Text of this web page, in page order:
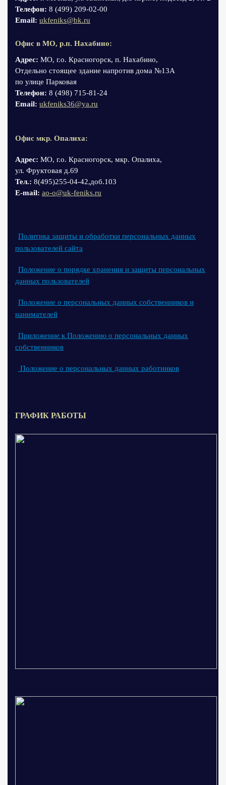
Телефон: 8 (499) 209-02-00
Email: ukfeniks@bk.ru
Офис в МО, р.п. Нахабино:
Адрес: МО, г.о. Красногорск, п. Нахабино,
Отдельно стоящее здание напротив дома №13А
по улице Парковая
Телефон: 8 (498) 715-81-24
Email: ukfeniks36@ya.ru
Офис мкр. Опалиха:
Адрес: МО, г.о. Красногорск, мкр. Опалиха,
ул. Фруктовая д.69
Тел.: 8(495)255-04-42,доб.103
Е-mail: ao-o@uk-feniks.ru
Политика защиты и обработки персональных данных
пользователей сайта
Положение о порядке хранения и защиты персональных
данных пользователей
Положение о персональных данных собственников и
нанимателей
Приложение к Положению о персональных данных
собственников
Положение о персональных данных работников
ГРАФИК РАБОТЫ